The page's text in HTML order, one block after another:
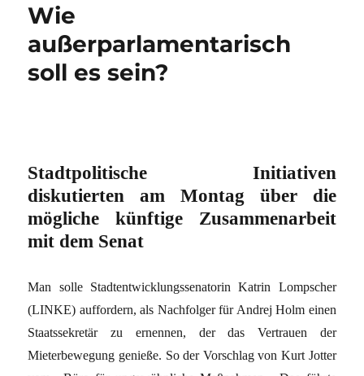
Wie
außerparlamentarisch
soll es sein?
Stadtpolitische Initiativen
diskutierten am Montag über die
mögliche künftige Zusammenarbeit
mit dem Senat
Man solle Stadtentwicklungssenatorin Katrin Lompscher
(LINKE) auffordern, als Nachfolger für Andrej Holm einen
Staatssekretär zu ernennen, der das Vertrauen der
Mieterbewegung genieße. So der Vorschlag von Kurt Jotter